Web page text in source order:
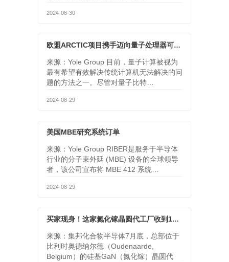
2024-08-30
欧盟ARCTIC项目携手迈向量子处理器可扩展控制技术时代
来源：Yole Group 目前，量子计算被视为
最有希望有效解决传统计算机无法解决的问
题的方法之一。尽管对量子比特…
2024-08-29
美国MBE研究系统订单
来源：Yole Group RIBER是服务于半导体
行业的分子束外延 (MBE) 设备的全球领导
者，该公司宣布将 MBE 412 系统…
2024-08-29
买家现身！这家氮化镓晶圆代工厂收到10亿元竞标
来源：集邦化合物半导体7月底，总部位于
比利时奥德纳尔德（Oudenaarde,
Belgium）的硅基GaN（氮化镓）晶圆代